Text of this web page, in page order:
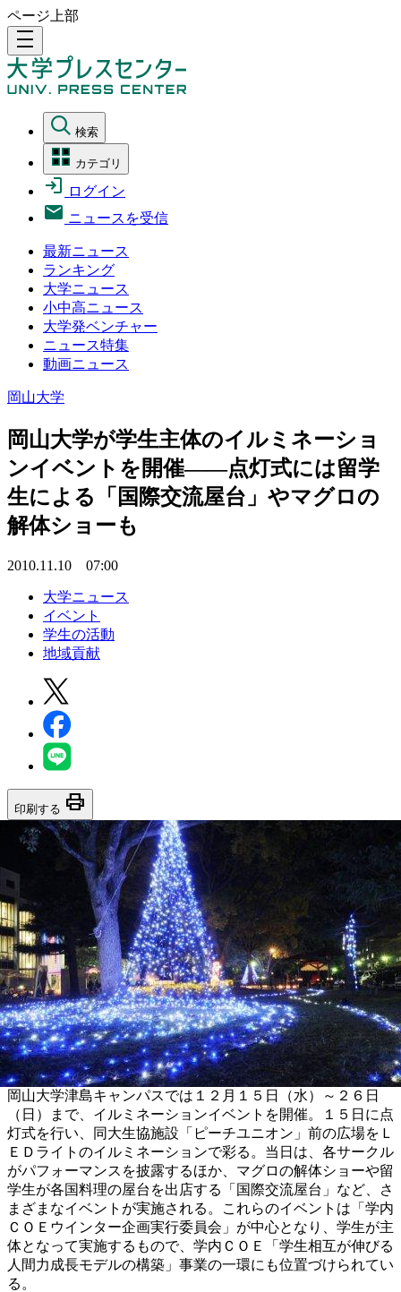
ページ上部
density_medium
検索
カテゴリ
ログイン
ニュースを受信
最新ニュース
ランキング
大学ニュース
小中高ニュース
大学発ベンチャー
ニュース特集
動画ニュース
岡山大学
岡山大学が学生主体のイルミネーショ
ンイベントを開催――点灯式には留学
生による「国際交流屋台」やマグロの
解体ショーも
2010.11.10 07:00
大学ニュース
イベント
学生の活動
地域貢献
印刷する print
岡山大学津島キャンパスでは１２月１５日（水）～２６日
（日）まで、イルミネーションイベントを開催。１５日に点
灯式を行い、同大生協施設「ピーチユニオン」前の広場をＬ
ＥＤライトのイルミネーションで彩る。当日は、各サークル
がパフォーマンスを披露するほか、マグロの解体ショーや留
学生が各国料理の屋台を出店する「国際交流屋台」など、さ
まざまなイベントが実施される。これらのイベントは「学内
ＣＯＥウインター企画実行委員会」が中心となり、学生が主
体となって実施するもので、学内ＣＯＥ「学生相互が伸びる
人間力成長モデルの構築」事業の一環にも位置づけられてい
る。